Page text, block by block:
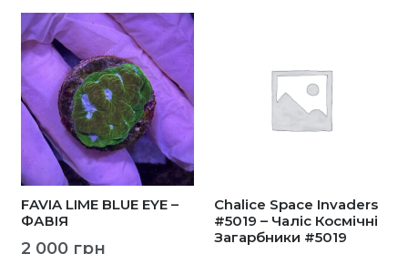
FAVIA LIME BLUE EYE –
ФАВІЯ
2 000 грн
Chalice Space Invaders
#5019 – Чаліс Космічні
Загарбники #5019